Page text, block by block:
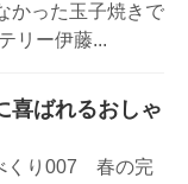
かった玉子焼きで
リー伊藤...
喜ばれるおしゃ
くり007 春の完